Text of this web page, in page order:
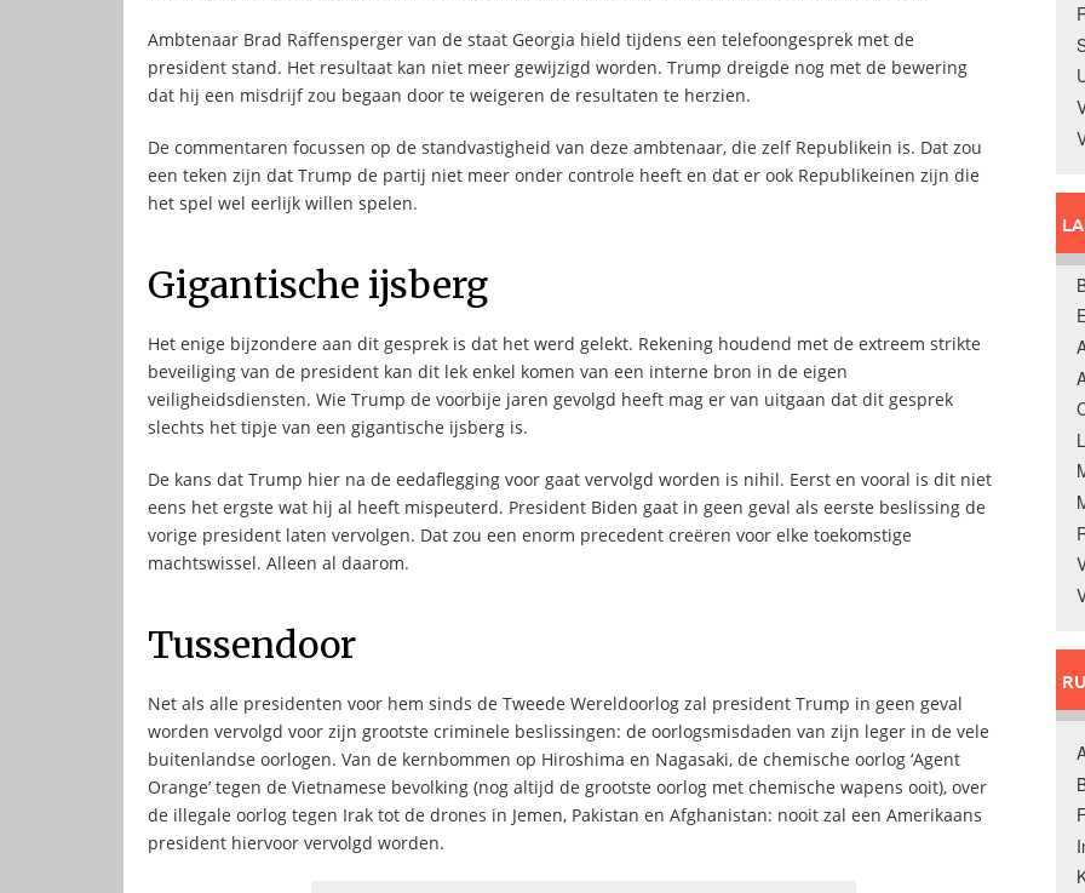
Ambtenaar Brad Raffensperger van de staat Georgia hield tijdens een telefoongesprek met de
president stand. Het resultaat kan niet meer gewijzigd worden. Trump dreigde nog met de bewering
dat hij een misdrijf zou begaan door te weigeren de resultaten te herzien.
De commentaren focussen op de standvastigheid van deze ambtenaar, die zelf Republikein is. Dat zou
een teken zijn dat Trump de partij niet meer onder controle heeft en dat er ook Republikeinen zijn die
het spel wel eerlijk willen spelen.
Gigantische ijsberg
Het enige bijzondere aan dit gesprek is dat het werd gelekt. Rekening houdend met de extreem strikte
beveiliging van de president kan dit lek enkel komen van een interne bron in de eigen
veiligheidsdiensten. Wie Trump de voorbije jaren gevolgd heeft mag er van uitgaan dat dit gesprek
slechts het tipje van een gigantische ijsberg is.
De kans dat Trump hier na de eedaflegging voor gaat vervolgd worden is nihil. Eerst en vooral is dit niet
eens het ergste wat hij al heeft mispeuterd. President Biden gaat in geen geval als eerste beslissing de
vorige president laten vervolgen. Dat zou een enorm precedent creëren voor elke toekomstige
machtswissel. Alleen al daarom.
Tussendoor
Net als alle presidenten voor hem sinds de Tweede Wereldoorlog zal president Trump in geen geval
worden vervolgd voor zijn grootste criminele beslissingen: de oorlogsmisdaden van zijn leger in de vele
buitenlandse oorlogen. Van de kernbommen op Hiroshima en Nagasaki, de chemische oorlog ‘Agent
Orange’ tegen de Vietnamese bevolking (nog altijd de grootste oorlog met chemische wapens ooit), over
de illegale oorlog tegen Irak tot de drones in Jemen, Pakistan en Afghanistan: nooit zal een Amerikaans
president hiervoor vervolgd worden.